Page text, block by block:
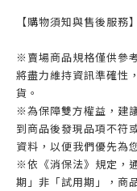
【購物須知與售後服務】
※賣場商品規格僅供參
將盡力維持資訊準確性
貨。
※為保障雙方權益，建
到商品後發現品項不符
資料，以便我們優先為
※依《消保法》規定，
期」非「試用期」，商